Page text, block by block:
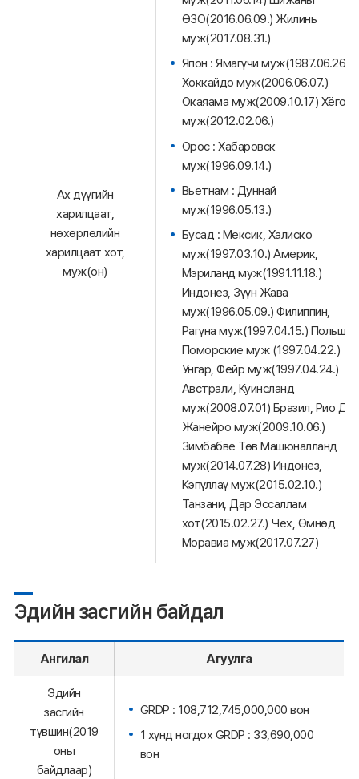
Ах дүүгийн
харилцаат,
нөхөрлөлийн
харилцаат хот,
муж(он)
ӨЗО(2016.06.09.) Жилинь
муж(2017.08.31.)
Япон : Ямагүчи муж(1987.06.26.)
Хоккайдо муж(2006.06.07.)
Окаяама муж(2009.10.17) Хёго
муж(2012.02.06.)
Орос : Хабаровск
муж(1996.09.14.)
Вьетнам : Дуннай
муж(1996.05.13.)
Бусад : Мексик, Халиско
муж(1997.03.10.) Америк,
Мэриланд муж(1991.11.18.)
Индонез, Зүүн Жава
муж(1996.05.09.) Филиппин,
Рагүна муж(1997.04.15.) Польш,
Поморские муж (1997.04.22.)
Унгар, Фейр муж(1997.04.24.)
Австрали, Куинсланд
муж(2008.07.01) Бразил, Рио Дэ
Жанейро муж(2009.10.06.)
Зимбабве Төв Машюналланд
муж(2014.07.28) Индонез,
Кэпүллаү муж(2015.02.10.)
Танзани, Дар Эссаллам
хот(2015.02.27.) Чех, Өмнөд
Моравиа муж(2017.07.27)
Эдийн засгийн байдал
Ангилал Агуулга
Эдийн
засгийн
түвшин(2019
оны
байдлаар)
GRDP : 108,712,745,000,000 вон
1 хүнд ногдох GRDP : 33,690,000
вон